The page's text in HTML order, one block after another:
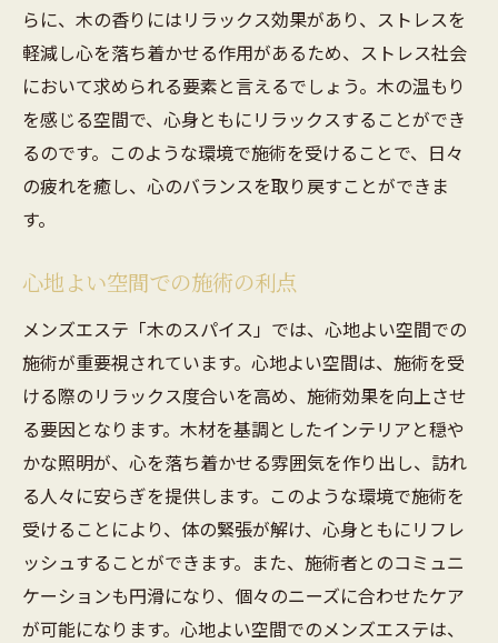
らに、木の香りにはリラックス効果があり、ストレスを
軽減し心を落ち着かせる作用があるため、ストレス社会
において求められる要素と言えるでしょう。木の温もり
を感じる空間で、心身ともにリラックスすることができ
るのです。このような環境で施術を受けることで、日々
の疲れを癒し、心のバランスを取り戻すことができま
す。
心地よい空間での施術の利点
メンズエステ「木のスパイス」では、心地よい空間での
施術が重要視されています。心地よい空間は、施術を受
ける際のリラックス度合いを高め、施術効果を向上させ
る要因となります。木材を基調としたインテリアと穏や
かな照明が、心を落ち着かせる雰囲気を作り出し、訪れ
る人々に安らぎを提供します。このような環境で施術を
受けることにより、体の緊張が解け、心身ともにリフレ
ッシュすることができます。また、施術者とのコミュニ
ケーションも円滑になり、個々のニーズに合わせたケア
が可能になります。心地よい空間でのメンズエステは、